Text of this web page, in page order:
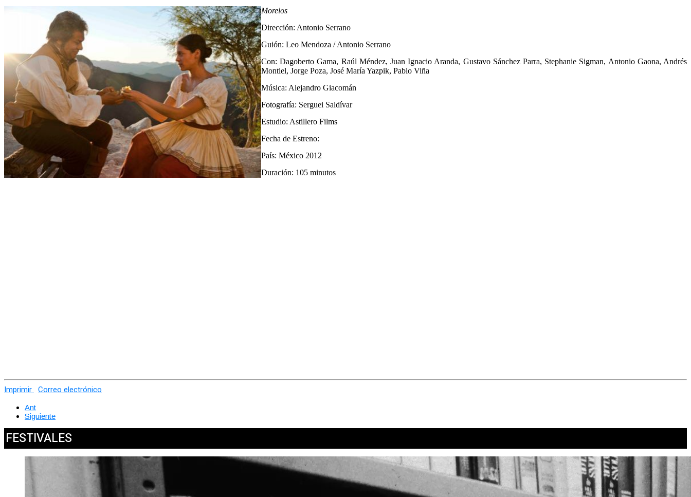
Morelos
Dirección: Antonio Serrano
Guión: Leo Mendoza / Antonio Serrano
Con: Dagoberto Gama, Raúl Méndez, Juan Ignacio Aranda, Gustavo Sánchez Parra, Stephanie Sigman, Antonio Gaona, Andrés
Montiel, Jorge Poza, José María Yazpik, Pablo Viña
Música: Alejandro Giacomán
Fotografía: Serguei Saldívar
Estudio: Astillero Films
Fecha de Estreno:
País: México 2012
Duración: 105 minutos
Imprimir Correo electrónico
Ant
Siguiente
FESTIVALES